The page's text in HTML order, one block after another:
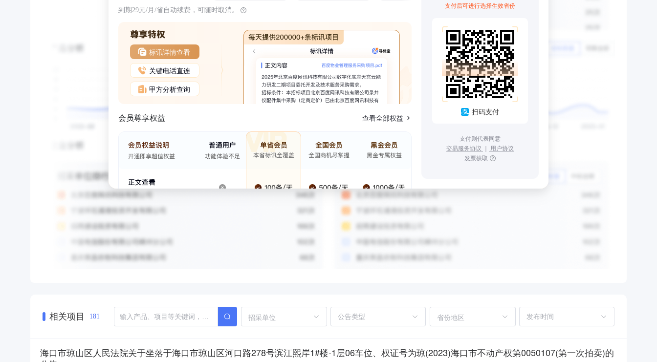
到期29元/月/省自动续费，可随时取消。
标讯详情查看
关键电话直连
甲方分析查询
会员尊享权益 查看全部权益
支付后可进行选择生效省份
扫码支付
支付则代表同意
交易服务协议 ｜ 用户协议
发票获取
相关项目 181 招采单位 省份地区
海口市琼山区人民法院关于坐落于海口市琼山区河口路278号滨江熙岸1#楼-1层06车位、权证号为琼(2023)海口市不动产权第0050107(第一次拍卖)的